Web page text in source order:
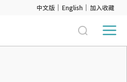
中文版 English 加入收藏